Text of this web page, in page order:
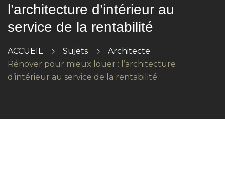
l’architecture d’intérieur au
service de la rentabilité
ACCUEIL Sujets
Architecte
Rénover pour mieux louer : l’architecture
d’intérieur au service de la rentabilité